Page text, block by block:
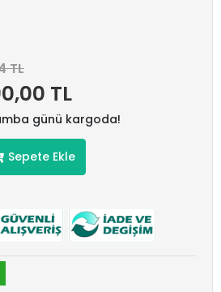
TL
TL
günü kargoda!
Sepete Ekle